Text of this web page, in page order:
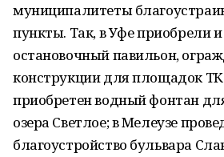
муниципалитеты
пункты. Так, в Уфе приобрели
остановочный павильон,
конструкции для площадок
приобретен водный фонтан
озера Светлое; в Мелеузе
благоустройство бульвара